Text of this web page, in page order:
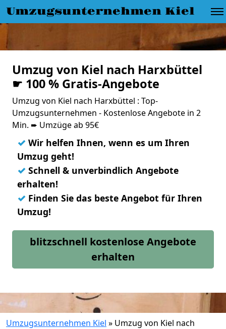
Umzugsunternehmen Kiel
Umzug von Kiel nach Harxbüttel
☛ 100 % Gratis-Angebote
Umzug von Kiel nach Harxbüttel : Top-
Umzugsunternehmen - Kostenlose Angebote in 2
Min. ➨ Umzüge ab 95€
✓ Wir helfen Ihnen, wenn es um Ihren
Umzug geht!
✓ Schnell & unverbindlich Angebote
erhalten!
✓ Finden Sie das beste Angebot für Ihren
Umzug!
blitzschnell kostenlose Angebote
erhalten
Umzugsunternehmen Kiel » Umzug von Kiel nach